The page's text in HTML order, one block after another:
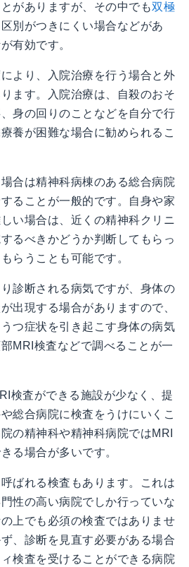
がありますが、その中でも双極
区別がつきにくい場合などがあ
有効です。
より、入院治療を行う場合と外
ます。入院治療は、自殺のおそ
身の回りのことなどを自分で行
養が困難な場合に勧められるこ
合は精神科病棟のある総合病院
ることが一般的です。自身や家
い場合は、近くの精神科クリニ
るべきかどうか判断してもらっ
らうことも可能です。
診断される病気ですが、身体の
出現する場合がありますので、
つ症状を引き起こす身体の病気
MRI検査などで調べることが一
検査ができる施設が少なく、提
総合病院に検査をうけにいくこ
の精神科や精神科病院ではMRI
る場合が多いです。
ばれる検査もあります。これは
性の高い病院でしか行っていな
上でも必須の検査ではありませ
、診断を見直す必要がある場合
検査を受けることができる病院